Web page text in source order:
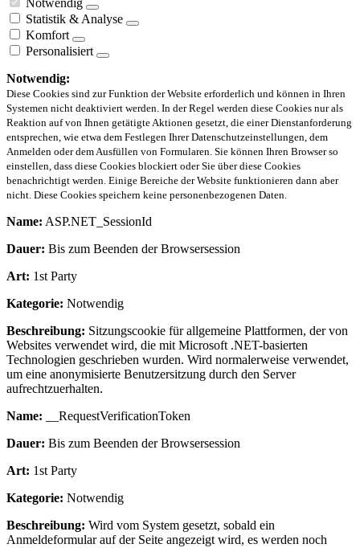
Notwendig
Statistik & Analyse
Komfort
Personalisiert
Notwendig:
Diese Cookies sind zur Funktion der Website erforderlich und können in Ihren
Systemen nicht deaktiviert werden. In der Regel werden diese Cookies nur als
Reaktion auf von Ihnen getätigte Aktionen gesetzt, die einer Dienstanforderung
entsprechen, wie etwa dem Festlegen Ihrer Datenschutzeinstellungen, dem
Anmelden oder dem Ausfüllen von Formularen. Sie können Ihren Browser so
einstellen, dass diese Cookies blockiert oder Sie über diese Cookies
benachrichtigt werden. Einige Bereiche der Website funktionieren dann aber
nicht. Diese Cookies speichern keine personenbezogenen Daten.
Name: ASP.NET_SessionId
Dauer: Bis zum Beenden der Browsersession
Art: 1st Party
Kategorie: Notwendig
Beschreibung: Sitzungscookie für allgemeine Plattformen, der von
Websites verwendet wird, die mit Microsoft .NET-basierten
Technologien geschrieben wurden. Wird normalerweise verwendet,
um eine anonymisierte Benutzersitzung durch den Server
aufrechtzuerhalten.
Name: __RequestVerificationToken
Dauer: Bis zum Beenden der Browsersession
Art: 1st Party
Kategorie: Notwendig
Beschreibung: Wird vom System gesetzt, sobald ein
Anmeldeformular auf der Seite angezeigt wird, es werden noch